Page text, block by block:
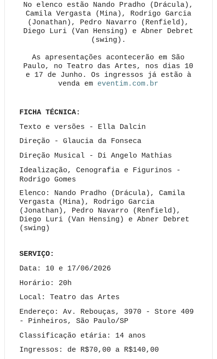
No elenco estão Nando Pradho (Drácula),
Camila Vergasta (Mina), Rodrigo Garcia
(Jonathan), Pedro Navarro (Renfield),
Diego Luri (Van Hensing) e Abner Debret
(swing).
As apresentações acontecerão em São
Paulo, no Teatro das Artes, nos dias 10
e 17 de Junho. Os ingressos já estão à
venda em eventim.com.br
FICHA TÉCNICA:
Texto e versões - Ella Dalcin
Direção - Glaucia da Fonseca
Direção Musical - Di Angelo Mathias
Idealização, Cenografia e Figurinos -
Rodrigo Gomes
Elenco: Nando Pradho (Drácula), Camila
Vergasta (Mina), Rodrigo Garcia
(Jonathan), Pedro Navarro (Renfield),
Diego Luri (Van Hensing) e Abner Debret
(swing)
SERVIÇO:
Data: 10 e 17/06/2026
Horário: 20h
Local: Teatro das Artes
Endereço: Av. Rebouças, 3970 - Store 409
- Pinheiros, São Paulo/SP
Classificação etária: 14 anos
Ingressos: de R$70,00 a R$140,00